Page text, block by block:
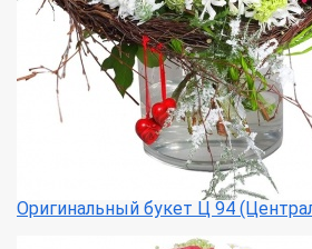
Оригинальный букет Ц 94